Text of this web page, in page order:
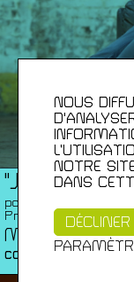
"J'AIMERAIS
par DOROTHÉE
Province de Hainaut
ME. 04.05.22 /
CONFÉRENCES
NOUS
NOTRE
DANS
DÉCLINER